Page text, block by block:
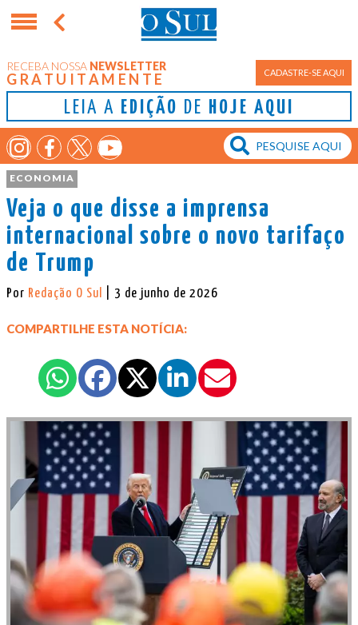
RECEBA NOSSA NEWSLETTER
GRATUITAMENTE CADASTRE-SE AQUI
LEIA A EDIÇÃO DE HOJE AQUI
ECONOMIA
Veja o que disse a imprensa
internacional sobre o novo tarifaço
de Trump
Por Redação O Sul | 3 de junho de 2026
COMPARTILHE ESTA NOTÍCIA: